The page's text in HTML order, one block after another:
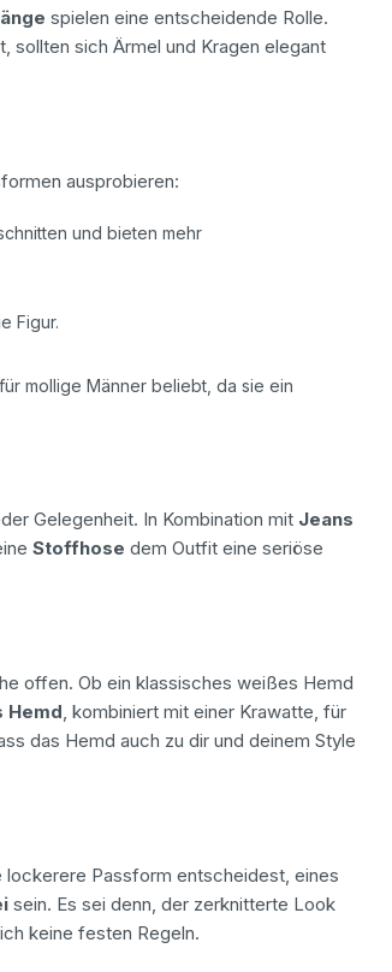
spielen eine entscheidende Rolle.
sollten sich Ärmel und Kragen elegant
ausprobieren:
und bieten mehr
Figur.
mollige Männer beliebt, da sie ein
Gelegenheit. In Kombination mit Jeans
Stoffhose dem Outfit eine seriöse
offen. Ob ein klassisches weißes Hemd
Hemd , kombiniert mit einer Krawatte, für
das Hemd auch zu dir und deinem Style
Passform entscheidest, eines
sein. Es sei denn, der zerknitterte Look
keine festen Regeln.